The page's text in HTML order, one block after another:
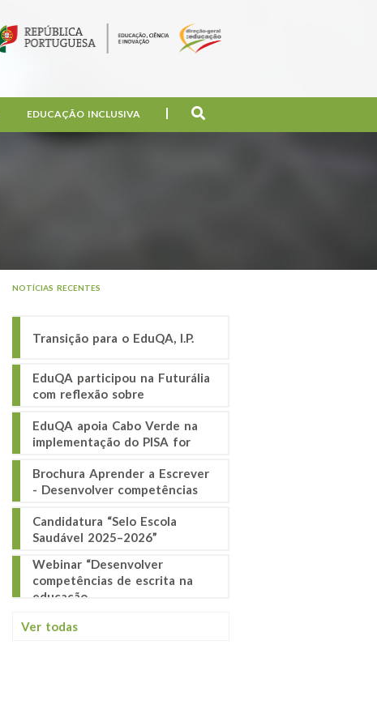
EDUCAÇÃO INCLUSIVA
NOTÍCIAS RECENTES
Transição para o EduQA, I.P.
EduQA participou na Futurália
com reflexão sobre
EduQA apoia Cabo Verde na
implementação do PISA for
Brochura Aprender a Escrever
- Desenvolver competências
Candidatura “Selo Escola
Saudável 2025–2026”
Webinar “Desenvolver
competências de escrita na
educação
Ver todas